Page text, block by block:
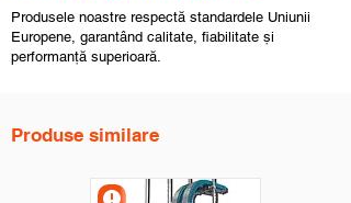
Produsele noastre respectă standardele Uniunii
Europene, garantând calitate, fiabilitate și
performanță superioară.
Produse similare